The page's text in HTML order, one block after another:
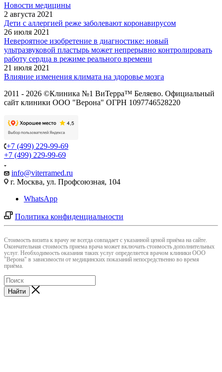
Новости медицины
2 августа 2021
Дети с аллергией реже заболевают коронавирусом
26 июля 2021
Невероятное изобретение в диагностике: новый
ультразвуковой пластырь может непрерывно контролировать
работу сердца в режиме реального времени
21 июля 2021
Влияние изменения климата на здоровье мозга
2011 - 2026 ©Клиника №1 ВиТерра™ Беляево. Официальный
сайт клиники ООО "Верона" ОГРН 1097746528220
+7 (499) 229-99-69
+7 (499) 229-99-69
info@viterramed.ru
г. Москва, ул. Профсоюзная, 104
WhatsApp
Политика конфиденциальности
Cтоимость визита к врачу не всегда совпадает с указанной ценой приёма на сайте.
Окончательная стоимость приема врача может включать стоимость дополнительных
услуг. Необходимость оказания таких услуг определяется врачом клиники ООО
"Верона" в зависимости от медицинских показаний непосредственно во время
приёма.
Найти